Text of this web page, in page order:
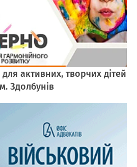
активних, творчих дітей
Здолбунів